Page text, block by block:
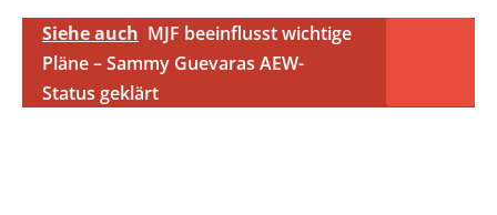
Siehe auch MJF beeinflusst wichtige
Pläne – Sammy Guevaras AEW-
Status geklärt